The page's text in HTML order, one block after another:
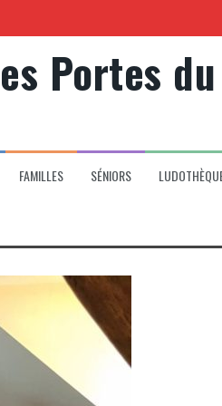
Portes
FAMILLES SÉNIORS